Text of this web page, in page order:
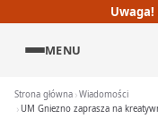
Uwaga!
MENU
Strona główna Wiadomości
UM Gniezno zaprasza na